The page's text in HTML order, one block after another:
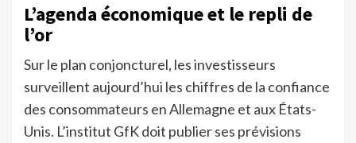
L’agenda économique et le repli de
l’or
Sur le plan conjoncturel, les investisseurs
surveillent aujourd’hui les chiffres de la confiance
des consommateurs en Allemagne et aux États-
Unis. L’institut GfK doit publier ses prévisions